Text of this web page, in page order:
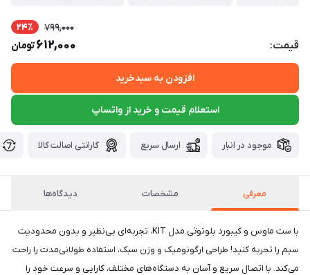
قیمت:
799,000 24٪
612,000تومان
افزودن به سبدخرید
استعلام قیمت و خرید از واتساپ
موجود در انبار ارسال سریع گارانتی اصالت کالا
معرفی مشخصات دیدگاه‌ها
با ست ماوس و کیبورد بلوتوثی مدل KIT، تجربه‌ای بی‌نظیر و بدون محدودیت
سیم را تجربه کنید! طراحی ارگونومیک و وزن سبک، استفاده طولانی‌مدت را راحت
می‌کند. با اتصال سریع و آسان به دستگاه‌های مختلف، کارایی و سرعت خود را